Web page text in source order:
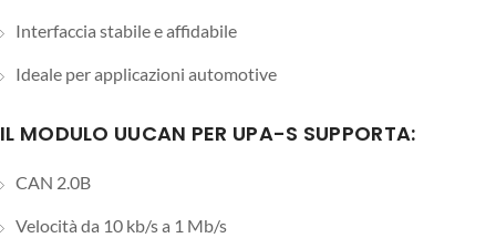
Interfaccia stabile e affidabile
Ideale per applicazioni automotive
IL MODULO UUCAN PER UPA-S SUPPORTA:
CAN 2.0B
Velocità da 10 kb/s a 1 Mb/s